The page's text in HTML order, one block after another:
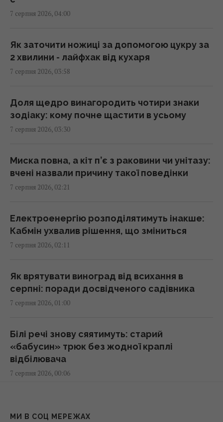
"Нам самим потрібні": Трамп відреагував на
прохання Зеленського надати ракети до
00:22 п'ятниця, 07 серпня 2026
Вчені виявили відбитки пальців на кераміці
23:58 четвер, 06 серпня 2026
Атака дронів на Москву: аналітики оцінили
23:39 четвер, 06 серпня 2026
Жінки з дипломами частіше обирають
дослідження
23:24 четвер, 06 серпня 2026
годинник, - Newsweek
23:07 четвер, 06 серпня 2026
заробітної плати педагогів з 1 вересня
22:53 четвер, 06 серпня 2026
Міф зруйновано: скільки насправді можуть
7 серпня 2026, 04:00
Як заточити ножиці за допомогою цукру за
2 хвилини - лайфхак від кухаря
7 серпня 2026, 03:58
Доля щедро винагородить чотири знаки
зодіаку: кому почне щастити в усьому
7 серпня 2026, 03:30
Миска повна, а кіт п’є з раковини чи унітазу:
вчені назвали причину такої поведінки
7 серпня 2026, 02:21
Електроенергію розподілятимуть інакше:
Кабмін ухвалив рішення, що зміниться
7 серпня 2026, 02:11
Як врятувати виноград від всихання в
серпні: поради досвідченого садівника
7 серпня 2026, 01:00
Білі речі знову сяятимуть: старий
«бабусин» трюк без жодної краплі
відбілювача
7 серпня 2026, 00:06
відкараскався від її сина-невдахи
МИ В СОЦ МЕРЕЖАХ